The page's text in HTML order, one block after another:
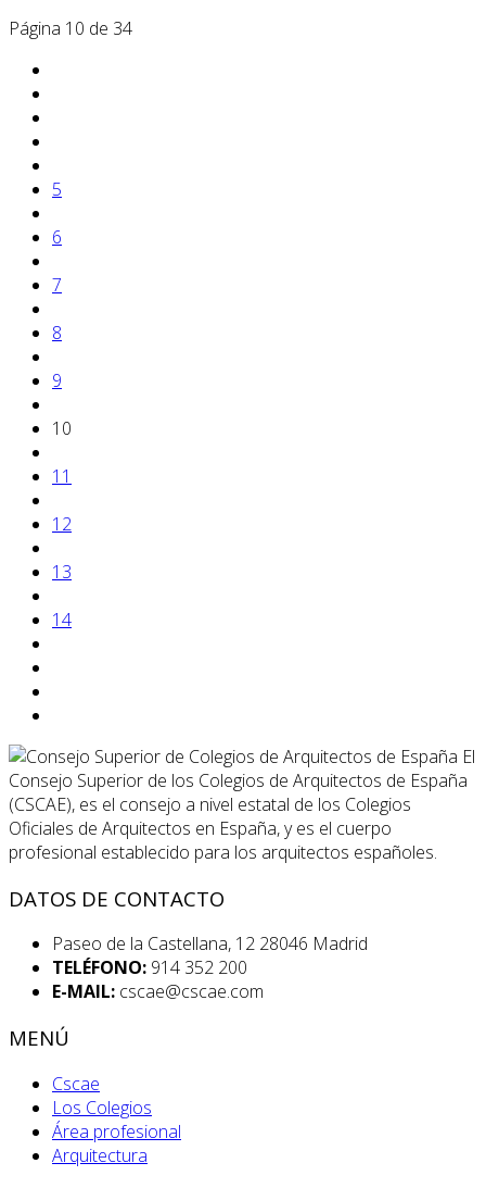
Página 10 de 34
5
6
7
8
9
10
11
12
13
14
El
Consejo Superior de los Colegios de Arquitectos de España
(CSCAE), es el consejo a nivel estatal de los Colegios
Oficiales de Arquitectos en España, y es el cuerpo
profesional establecido para los arquitectos españoles.
DATOS DE CONTACTO
Paseo de la Castellana, 12 28046 Madrid
TELÉFONO: 914 352 200
E-MAIL: cscae@cscae.com
MENÚ
Cscae
Los Colegios
Área profesional
Arquitectura